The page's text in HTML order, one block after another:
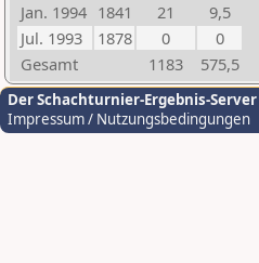
Jan. 1994 1841 21
9,5
Jul. 1993
1878 0
0
Gesamt
1183 575,5
Der Schachturnier-Ergebnis-Server
Impressum / Nutzungsbedingungen